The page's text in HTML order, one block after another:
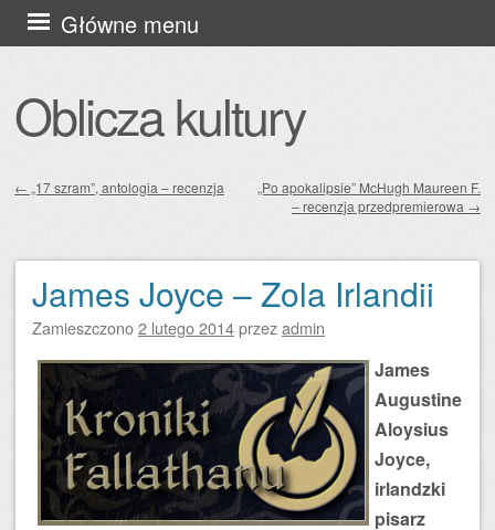
Oblicza kultury
Główne menu
Przejdź
do
← „17 szram”, antologia – recenzja
„Po apokalipsie” McHugh Maureen F.
– recenzja przedpremierowa →
James Joyce – Zola Irlandii
Zamieszczono2 lutego 2014przezadmin
James
Augustine
Aloysius
Joyce,
irlandzki
pisarz